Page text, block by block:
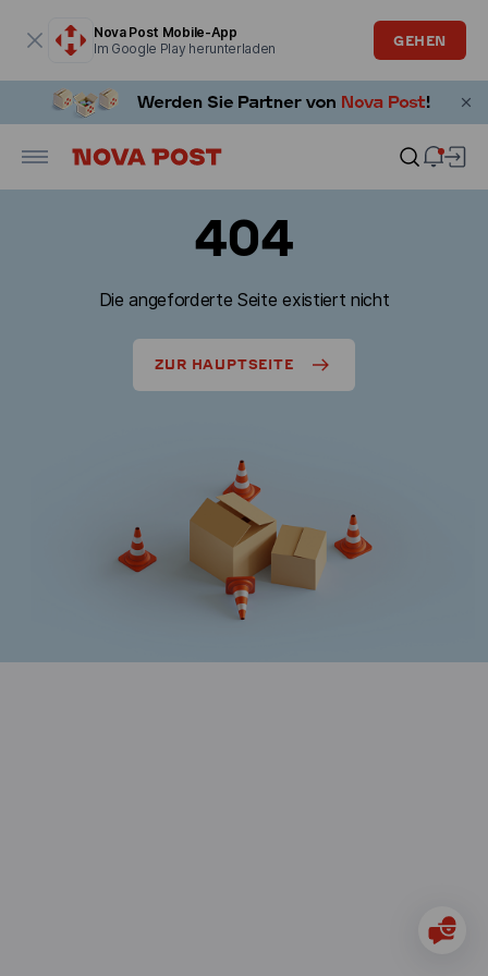
Nova Post Mobile-App
Im Google Play herunterladen
GEHEN
404
Die angeforderte Seite existiert nicht
ZUR HAUPTSEITE